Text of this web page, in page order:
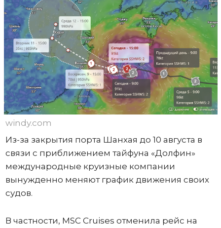
windy.com
Из-за закрытия порта Шанхая до 10 августа в
связи с приближением тайфуна «Долфин»
международные круизные компании
вынужденно меняют график движения своих
судов.
В частности, MSC Cruises отменила рейс на